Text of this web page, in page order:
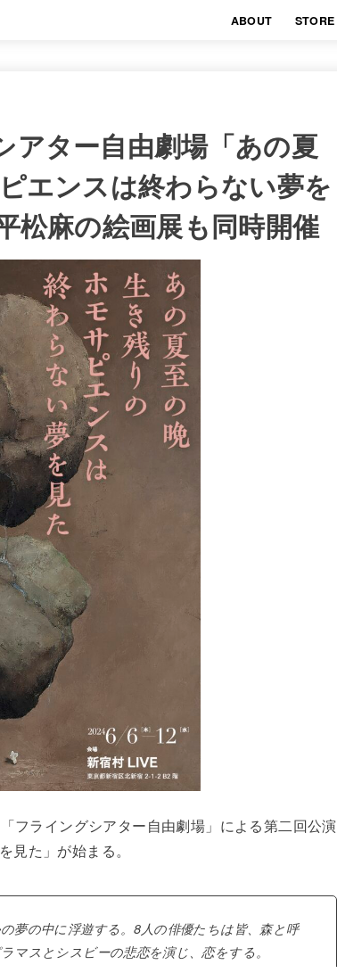
ABOUT STORE
アター自由劇場「あの夏
エンスは終わらない夢を
松麻の絵画展も同時開催
フライングシアター自由劇場」による第二回公演
見た」が始まる。
夢の中に浮遊する。8人の俳優たちは皆、森と呼
マスとシスビーの悲恋を演じ、恋をする。